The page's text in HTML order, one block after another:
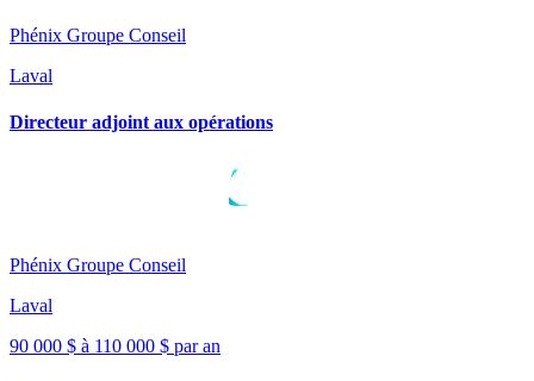
Phénix Groupe Conseil
Laval
Directeur adjoint aux opérations
Phénix Groupe Conseil
Laval
90 000 $ à 110 000 $ par an